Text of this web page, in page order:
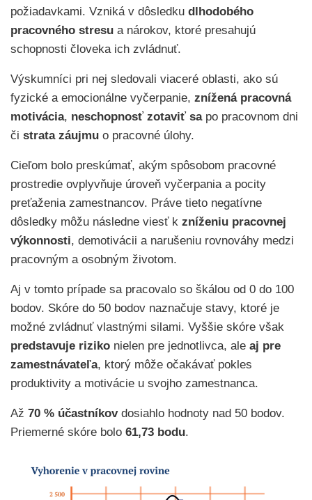
požiadavkami. Vzniká v dôsledku dlhodobého
pracovného stresu a nárokov, ktoré presahujú
schopnosti človeka ich zvládnuť.
Výskumníci pri nej sledovali viaceré oblasti, ako sú
fyzické a emocionálne vyčerpanie, znížená pracovná
motivácia, neschopnosť zotaviť sapo pracovnom dni
či strata záujmu o pracovné úlohy.
Cieľom bolo preskúmať, akým spôsobom pracovné
prostredie ovplyvňuje úroveň vyčerpania a pocity
preťaženia zamestnancov. Práve tieto negatívne
dôsledky môžu následne viesť k zníženiu pracovnej
výkonnosti, demotivácii a narušeniu rovnováhy medzi
pracovným a osobným životom.
Aj v tomto prípade sa pracovalo so škálou od 0 do 100
bodov. Skóre do 50 bodov naznačuje stavy, ktoré je
možné zvládnuť vlastnými silami. Vyššie skóre však
predstavuje riziko nielen pre jednotlivca, ale aj pre
zamestnávateľa, ktorý môže očakávať pokles
produktivity a motivácie u svojho zamestnanca.
Až 70 % účastníkovdosiahlo hodnoty nad 50 bodov.
Priemerné skóre bolo 61,73 bodu.